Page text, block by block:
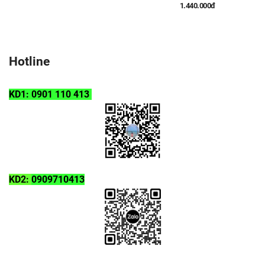
1.440.000đ
Hotline
KD1: 0901 110 413
KD2: 0909710413